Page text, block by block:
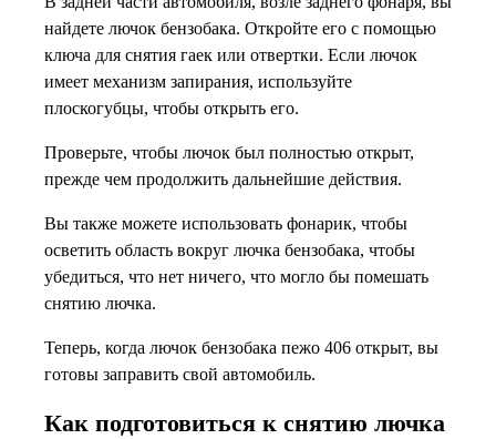
найдете лючок бензобака. Откройте его с помощью
ключа для снятия гаек или отвертки. Если лючок
имеет механизм запирания, используйте
плоскогубцы, чтобы открыть его.
Проверьте, чтобы лючок был полностью открыт,
прежде чем продолжить дальнейшие действия.
Вы также можете использовать фонарик, чтобы
осветить область вокруг лючка бензобака, чтобы
убедиться, что нет ничего, что могло бы помешать
снятию лючка.
Теперь, когда лючок бензобака пежо 406 открыт, вы
готовы заправить свой автомобиль.
Как подготовиться к снятию лючка